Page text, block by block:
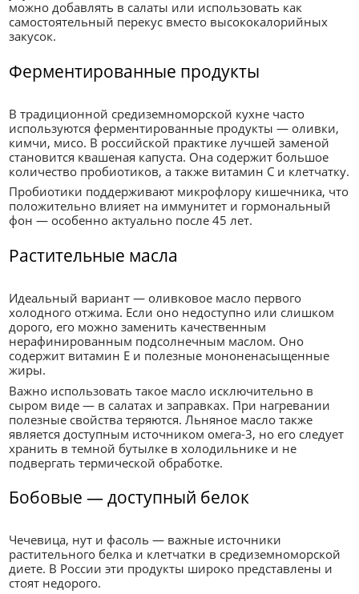
можно добавлять в салаты или использовать как
самостоятельный перекус вместо высококалорийных
закусок.
Ферментированные продукты
В традиционной средиземноморской кухне часто
используются ферментированные продукты — оливки,
кимчи, мисо. В российской практике лучшей заменой
становится квашеная капуста. Она содержит большое
количество пробиотиков, а также витамин С и клетчатку.
Пробиотики поддерживают микрофлору кишечника, что
положительно влияет на иммунитет и гормональный
фон — особенно актуально после 45 лет.
Растительные масла
Идеальный вариант — оливковое масло первого
холодного отжима. Если оно недоступно или слишком
дорого, его можно заменить качественным
нерафинированным подсолнечным маслом. Оно
содержит витамин Е и полезные мононенасыщенные
жиры.
Важно использовать такое масло исключительно в
сыром виде — в салатах и заправках. При нагревании
полезные свойства теряются. Льняное масло также
является доступным источником омега-3, но его следует
хранить в темной бутылке в холодильнике и не
подвергать термической обработке.
Бобовые — доступный белок
Чечевица, нут и фасоль — важные источники
растительного белка и клетчатки в средиземноморской
диете. В России эти продукты широко представлены и
стоят недорого.